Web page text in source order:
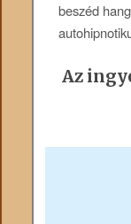
beszéd
Az